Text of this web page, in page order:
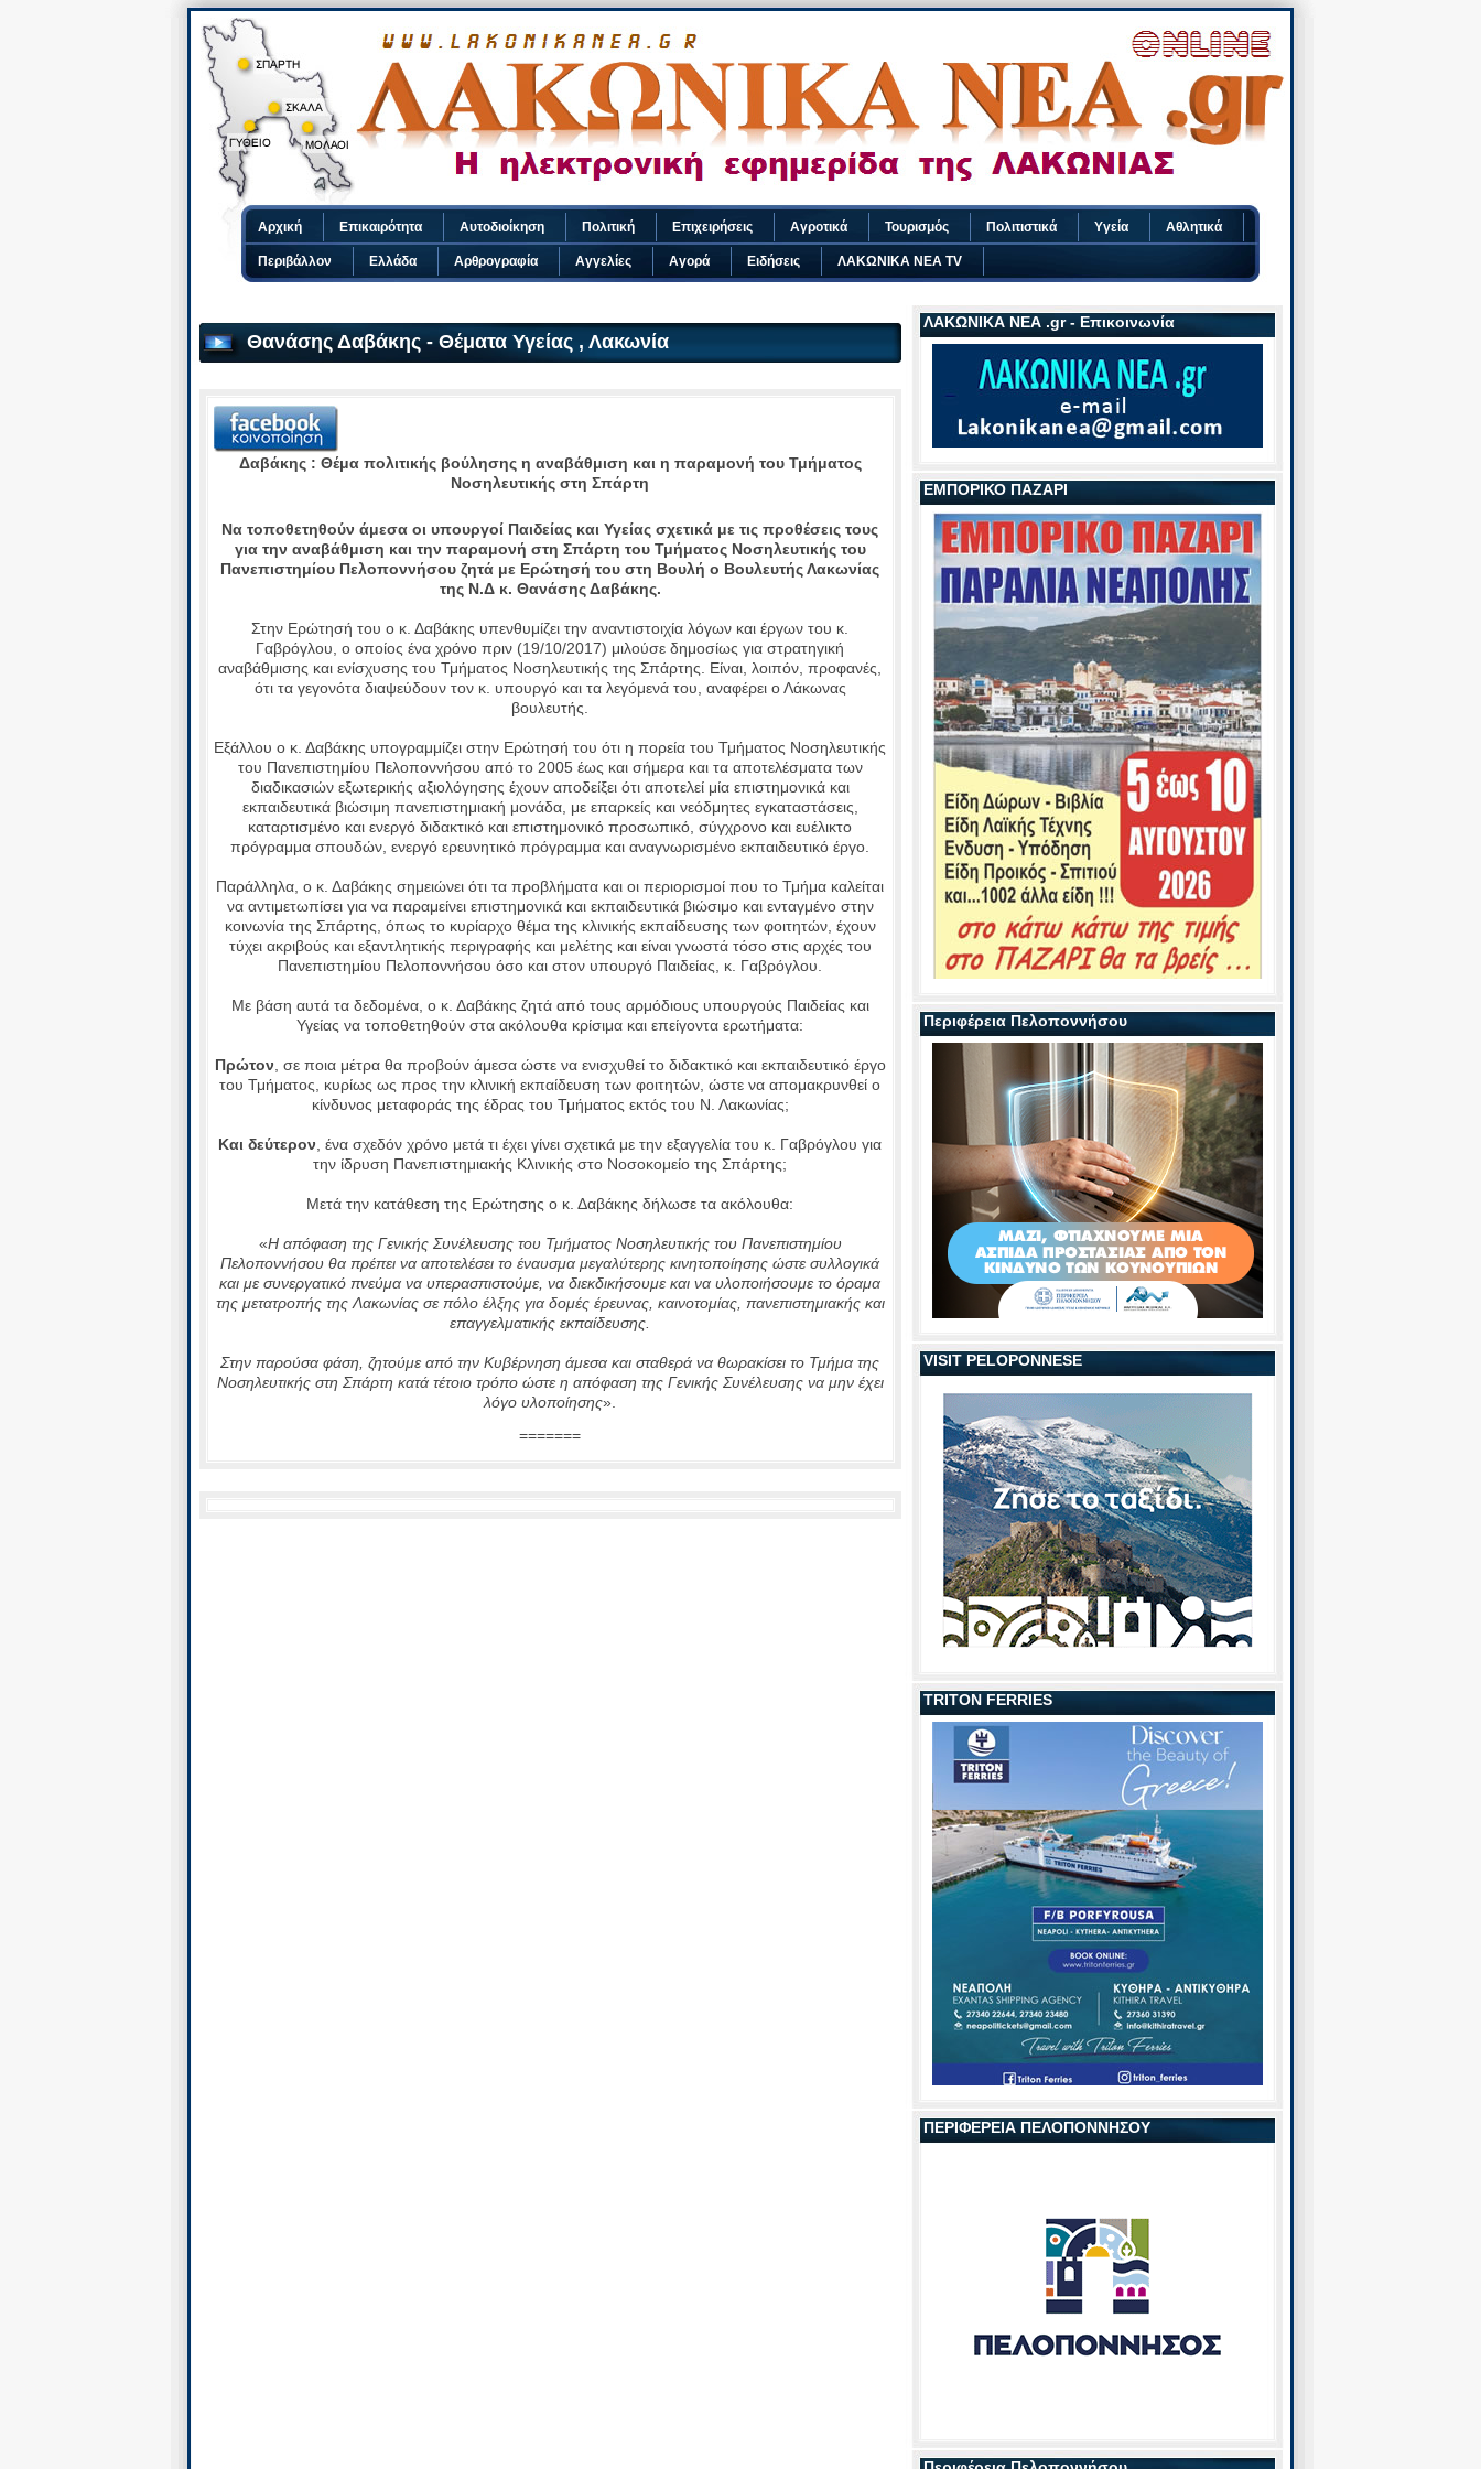
ΛΑΚΩΝΙΚΑ ΝΕΑ .gr - Επικοινωνία
ΕΜΠΟΡΙΚΟ ΠΑΖΑΡΙ
Περιφέρεια Πελοποννήσου
VISIT PELOPONNESE
TRITON FERRIES
ΠΕΡΙΦΕΡΕΙΑ ΠΕΛΟΠΟΝΝΗΣΟΥ
Θανάσης Δαβάκης - Θέματα Υγείας , Λακωνία
Δαβάκης : Θέμα πολιτικής βούλησης η αναβάθμιση και η παραμονή του Τμήματος
Νοσηλευτικής στη Σπάρτη
Να τοποθετηθούν άμεσα οι υπουργοί Παιδείας και Υγείας σχετικά με τις προθέσεις τους
για την αναβάθμιση και την παραμονή στη Σπάρτη του Τμήματος Νοσηλευτικής του
Πανεπιστημίου Πελοποννήσου ζητά με Ερώτησή του στη Βουλή ο Βουλευτής Λακωνίας
της Ν.Δ κ. Θανάσης Δαβάκης.
Στην Ερώτησή του ο κ. Δαβάκης υπενθυμίζει την αναντιστοιχία λόγων και έργων του κ.
Γαβρόγλου, ο οποίος ένα χρόνο πριν (19/10/2017) μιλούσε δημοσίως για στρατηγική
αναβάθμισης και ενίσχυσης του Τμήματος Νοσηλευτικής της Σπάρτης. Είναι, λοιπόν, προφανές,
ότι τα γεγονότα διαψεύδουν τον κ. υπουργό και τα λεγόμενά του, αναφέρει ο Λάκωνας
βουλευτής.
Εξάλλου ο κ. Δαβάκης υπογραμμίζει στην Ερώτησή του ότι η πορεία του Τμήματος Νοσηλευτικής
του Πανεπιστημίου Πελοποννήσου από το 2005 έως και σήμερα και τα αποτελέσματα των
διαδικασιών εξωτερικής αξιολόγησης έχουν αποδείξει ότι αποτελεί μία επιστημονικά και
εκπαιδευτικά βιώσιμη πανεπιστημιακή μονάδα, με επαρκείς και νεόδμητες εγκαταστάσεις,
καταρτισμένο και ενεργό διδακτικό και επιστημονικό προσωπικό, σύγχρονο και ευέλικτο
πρόγραμμα σπουδών, ενεργό ερευνητικό πρόγραμμα και αναγνωρισμένο εκπαιδευτικό έργο.
Παράλληλα, ο κ. Δαβάκης σημειώνει ότι τα προβλήματα και οι περιορισμοί που το Τμήμα καλείται
να αντιμετωπίσει για να παραμείνει επιστημονικά και εκπαιδευτικά βιώσιμο και ενταγμένο στην
κοινωνία της Σπάρτης, όπως το κυρίαρχο θέμα της κλινικής εκπαίδευσης των φοιτητών, έχουν
τύχει ακριβούς και εξαντλητικής περιγραφής και μελέτης και είναι γνωστά τόσο στις αρχές του
Πανεπιστημίου Πελοποννήσου όσο και στον υπουργό Παιδείας, κ. Γαβρόγλου.
Με βάση αυτά τα δεδομένα, ο κ. Δαβάκης ζητά από τους αρμόδιους υπουργούς Παιδείας και
Υγείας να τοποθετηθούν στα ακόλουθα κρίσιμα και επείγοντα ερωτήματα:
Πρώτον , σε ποια μέτρα θα προβούν άμεσα ώστε να ενισχυθεί το διδακτικό και εκπαιδευτικό έργο
του Τμήματος, κυρίως ως προς την κλινική εκπαίδευση των φοιτητών, ώστε να απομακρυνθεί ο
κίνδυνος μεταφοράς της έδρας του Τμήματος εκτός του Ν. Λακωνίας;
Και δεύτερον , ένα σχεδόν χρόνο μετά τι έχει γίνει σχετικά με την εξαγγελία του κ. Γαβρόγλου για
την ίδρυση Πανεπιστημιακής Κλινικής στο Νοσοκομείο της Σπάρτης;
Μετά την κατάθεση της Ερώτησης ο κ. Δαβάκης δήλωσε τα ακόλουθα:
«Η απόφαση της Γενικής Συνέλευσης του Τμήματος Νοσηλευτικής του Πανεπιστημίου
Πελοποννήσου θα πρέπει να αποτελέσει το έναυσμα μεγαλύτερης κινητοποίησης ώστε συλλογικά
και με συνεργατικό πνεύμα να υπερασπιστούμε, να διεκδικήσουμε και να υλοποιήσουμε το όραμα
της μετατροπής της Λακωνίας σε πόλο έλξης για δομές έρευνας, καινοτομίας, πανεπιστημιακής και
επαγγελματικής εκπαίδευσης.
Στην παρούσα φάση, ζητούμε από την Κυβέρνηση άμεσα και σταθερά να θωρακίσει το Τμήμα της
Νοσηλευτικής στη Σπάρτη κατά τέτοιο τρόπο ώστε η απόφαση της Γενικής Συνέλευσης να μην έχει
λόγο υλοποίησης».
=======
Αρχική Επικαιρότητα Αυτοδιοίκηση Πολιτική Επιχειρήσεις Αγροτικά Τουρισμός Πολιτιστικά Υγεία Αθλητικά
Περιβάλλον Ελλάδα Αρθρογραφία Αγγελίες Αγορά Ειδήσεις ΛΑΚΩΝΙΚΑ ΝΕΑ TV